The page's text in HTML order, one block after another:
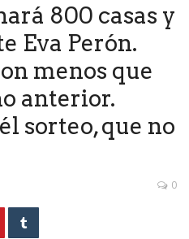
800 casas y
Eva Perón.
menos que
anterior.
sorteo, que no
0